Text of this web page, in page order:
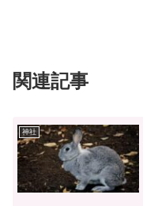
関連記事
神社